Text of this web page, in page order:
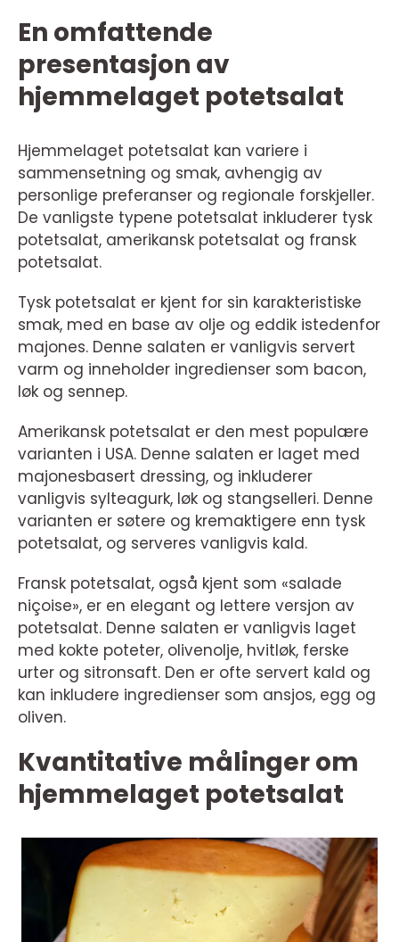
En omfattende
presentasjon av
hjemmelaget potetsalat
Hjemmelaget potetsalat kan variere i
sammensetning og smak, avhengig av
personlige preferanser og regionale forskjeller.
De vanligste typene potetsalat inkluderer tysk
potetsalat, amerikansk potetsalat og fransk
potetsalat.
Tysk potetsalat er kjent for sin karakteristiske
smak, med en base av olje og eddik istedenfor
majones. Denne salaten er vanligvis servert
varm og inneholder ingredienser som bacon,
løk og sennep.
Amerikansk potetsalat er den mest populære
varianten i USA. Denne salaten er laget med
majonesbasert dressing, og inkluderer
vanligvis sylteagurk, løk og stangselleri. Denne
varianten er søtere og kremaktigere enn tysk
potetsalat, og serveres vanligvis kald.
Fransk potetsalat, også kjent som «salade
niçoise», er en elegant og lettere versjon av
potetsalat. Denne salaten er vanligvis laget
med kokte poteter, olivenolje, hvitløk, ferske
urter og sitronsaft. Den er ofte servert kald og
kan inkludere ingredienser som ansjos, egg og
oliven.
Kvantitative målinger om
hjemmelaget potetsalat